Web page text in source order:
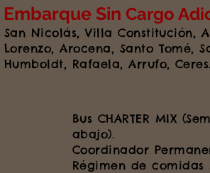
San Nicolás, Villa Constitución,
Lorenzo, Arocena, Santo Tomé,
Humboldt, Rafaela, Arrufo, Ceres.
Embarque Sin Cargo
Bus CHARTER MIX
abajo).
Coordinador
Régimen de comidas